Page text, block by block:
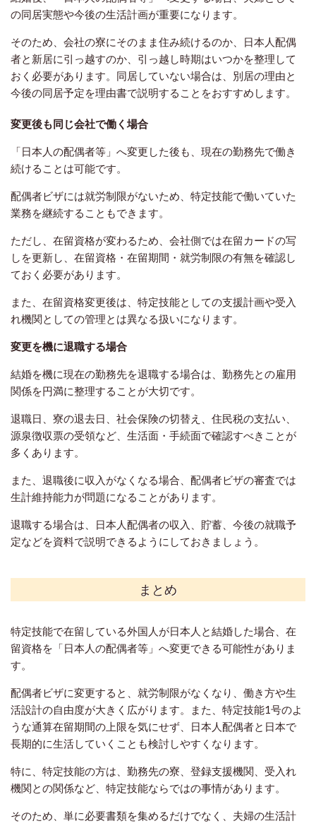
の同居実態や今後の生活計画が重要になります。
そのため、会社の寮にそのまま住み続けるのか、日本人配偶
者と新居に引っ越すのか、引っ越し時期はいつかを整理して
おく必要があります。同居していない場合は、別居の理由と
今後の同居予定を理由書で説明することをおすすめします。
変更後も同じ会社で働く場合
「日本人の配偶者等」へ変更した後も、現在の勤務先で働き
続けることは可能です。
配偶者ビザには就労制限がないため、特定技能で働いていた
業務を継続することもできます。
ただし、在留資格が変わるため、会社側では在留カードの写
しを更新し、在留資格・在留期間・就労制限の有無を確認し
ておく必要があります。
また、在留資格変更後は、特定技能としての支援計画や受入
れ機関としての管理とは異なる扱いになります。
変更を機に退職する場合
結婚を機に現在の勤務先を退職する場合は、勤務先との雇用
関係を円満に整理することが大切です。
退職日、寮の退去日、社会保険の切替え、住民税の支払い、
源泉徴収票の受領など、生活面・手続面で確認すべきことが
多くあります。
また、退職後に収入がなくなる場合、配偶者ビザの審査では
生計維持能力が問題になることがあります。
退職する場合は、日本人配偶者の収入、貯蓄、今後の就職予
定などを資料で説明できるようにしておきましょう。
まとめ
特定技能で在留している外国人が日本人と結婚した場合、在
留資格を「日本人の配偶者等」へ変更できる可能性がありま
す。
配偶者ビザに変更すると、就労制限がなくなり、働き方や生
活設計の自由度が大きく広がります。また、特定技能1号のよ
うな通算在留期間の上限を気にせず、日本人配偶者と日本で
長期的に生活していくことも検討しやすくなります。
特に、特定技能の方は、勤務先の寮、登録支援機関、受入れ
機関との関係など、特定技能ならではの事情があります。
そのため、単に必要書類を集めるだけでなく、夫婦の生活計